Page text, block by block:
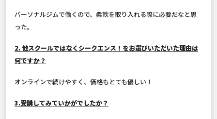
パーソナルジムで働くので、柔軟を取り入れる際に必要だなと思
った。
2. 他スクールではなくシークエンス！をお選びいただいた理由は
何ですか？
オンラインで続けやすく、価格もとても優しい！
3.受講してみていかがでしたか？